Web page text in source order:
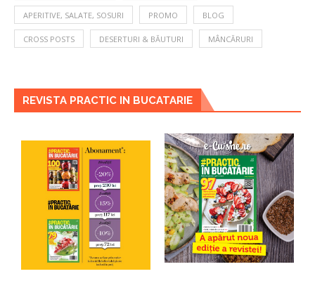
APERITIVE, SALATE, SOSURI PROMO BLOG
CROSS POSTS DESERTURI & BĂUTURI MÂNCĂRURI
REVISTA PRACTIC IN BUCATARIE